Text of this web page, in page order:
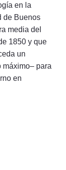
en la
de Buenos
media del
1850 y que
un
máximo– para
en